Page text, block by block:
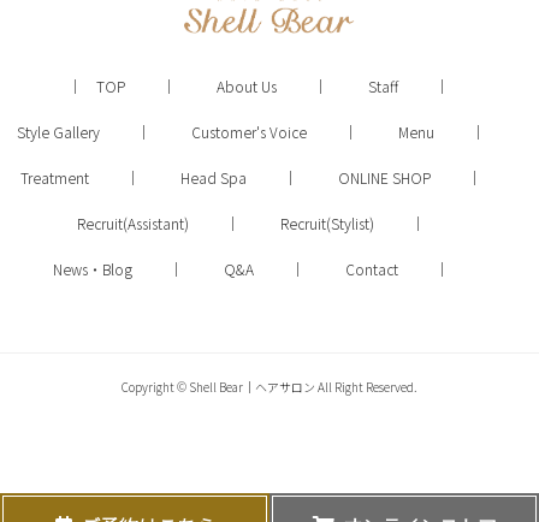
TOP About Us Staff
Style Gallery Customer's Voice Menu
Treatment Head Spa ONLINE SHOP
Recruit(Assistant) Recruit(Stylist)
News・Blog Q&A Contact
Copyright © Shell Bear｜ヘアサロン All Right Reserved.